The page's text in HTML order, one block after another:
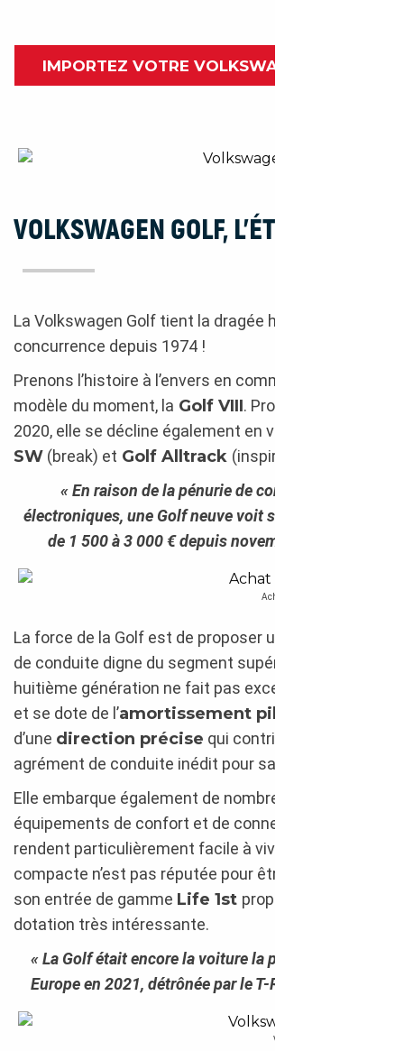
IMPORTEZ VOTRE VOLKSWAGEN GOLF
VOLKSWAGEN GOLF, L’ÉTERNELLE
La Volkswagen Golf tient la dragée haute à la
concurrence depuis 1974 !
Prenons l’histoire à l’envers en commençant par le
modèle du moment, la Golf VIII. Produite depuis
2020, elle se décline également en version
SW (break) et Golf Alltrack (inspiration SUV).
« En raison de la pénurie de composants
électroniques, une Golf neuve voit ses tarifs bondir
de 1 500 à 3 000 € depuis novembre 2022. »
Acheter une Volkswagen Golf GTD
La force de la Golf est de proposer une expérience
de conduite digne du segment supérieur. La
huitième génération ne fait pas exception à la règle
et se dote de l’amortissement piloté
d’une direction précise qui contribuent à un
agrément de conduite inédit pour sa catégorie.
Elle embarque également de nombreux
équipements de confort et de connectivité qui la
rendent particulièrement facile à vivre. Si la
compacte n’est pas réputée pour être bon marché,
son entrée de gamme Life 1st propose déjà une
dotation très intéressante.
« La Golf était encore la voiture la plus vendue en
Europe en 2021, détrônée par le T-Roc en 2022. »
Volkswagen e-Golf 2017 en